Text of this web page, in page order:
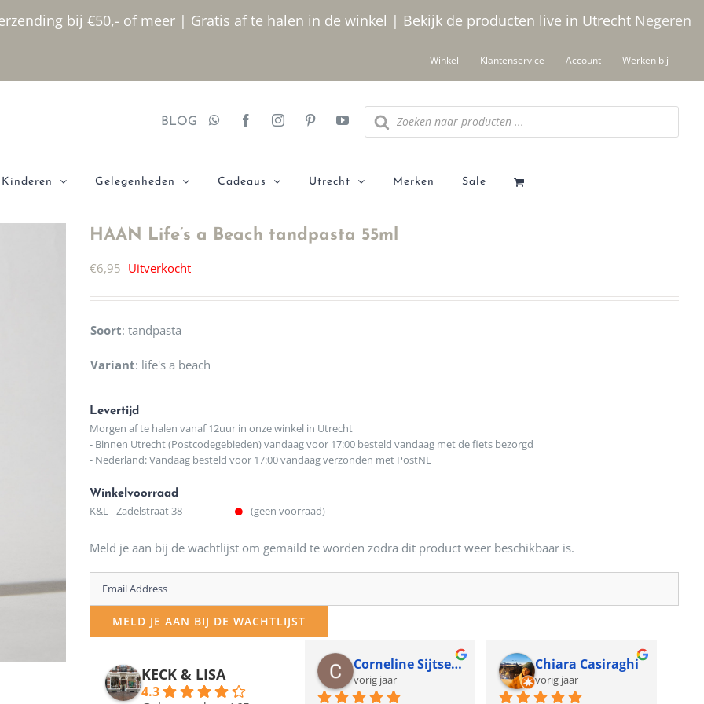
bij €50,- of meer | Gratis af te halen in de winkel | Bekijk de producten live in Utrecht Negeren
Winkel Klantenservice Account Werken bij
BLOG
Producten
zoeken
Kinderen Gelegenheden Cadeaus Utrecht Merken Sale
HAAN Life’s a Beach tandpasta 55ml
€6,95 Uitverkocht
Soort: tandpasta
Variant: life's a beach
Levertijd
Morgen af te halen vanaf 12uur in onze winkel in Utrecht
- Binnen Utrecht (Postcodegebieden) vandaag voor 17:00 besteld vandaag met de fiets bezorgd
- Nederland: Vandaag besteld voor 17:00 vandaag verzonden met PostNL
Winkelvoorraad
K&L - Zadelstraat 38 (geen voorraad)
Meld je aan bij de wachtlijst om gemaild te worden zodra dit product weer beschikbaar is.
Enter
your
email
MELD JE AAN BIJ DE WACHTLIJST
KECK & LISA
4.3
12 maanden geleden
Corneline Sijtsema
vorig jaar
Chiara Casiraghi
vorig jaar